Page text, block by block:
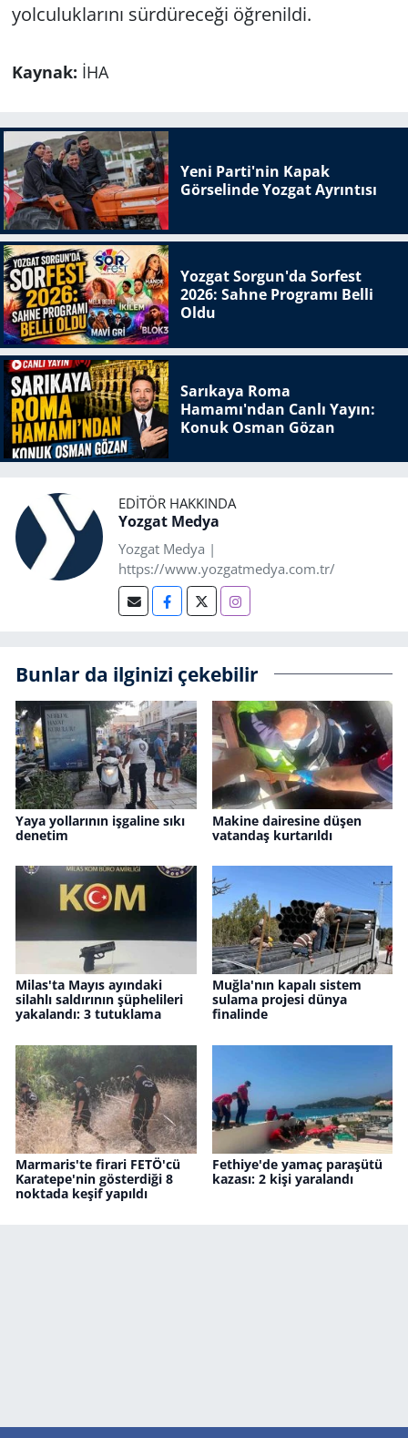
yolculuklarını sürdüreceği öğrenildi.
Kaynak: İHA
Yeni Parti'nin Kapak
Görselinde Yozgat Ayrıntısı
Yozgat Sorgun'da Sorfest
2026: Sahne Programı Belli
Oldu
Sarıkaya Roma
Hamamı'ndan Canlı Yayın:
Konuk Osman Gözan
EDITÖR HAKKINDA
Yozgat Medya
Yozgat Medya |
https://www.yozgatmedya.com.tr/
Bunlar da ilginizi çekebilir
Yaya yollarının işgaline sıkı
denetim
Makine dairesine düşen
vatandaş kurtarıldı
Milas'ta Mayıs ayındaki
silahlı saldırının şüphelileri
yakalandı: 3 tutuklama
Muğla'nın kapalı sistem
sulama projesi dünya
finalinde
Marmaris'te firari FETÖ'cü
Karatepe'nin gösterdiği 8
noktada keşif yapıldı
Fethiye'de yamaç paraşütü
kazası: 2 kişi yaralandı